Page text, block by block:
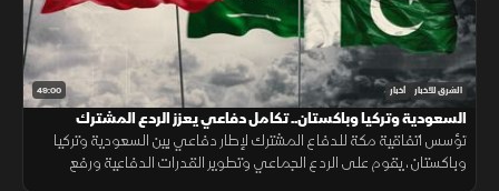
49:00 الشرق للأخبار أخبار
السعودية وتركيا وباكستان.. تكامل دفاعي يعزز الردع المشترك
تؤسس اتفاقية مكة للدفاع المشترك لإطار دفاعي بين السعودية وتركيا
وباكستان، يقوم على الردع الجماعي وتطوير القدرات الدفاعية ورفع